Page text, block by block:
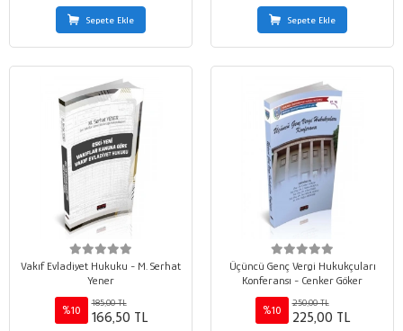
Sepete Ekle Sepete Ekle
Vakıf Evladiyet Hukuku - M. Serhat
Yener
%10
185,00 TL
166,50 TL
Üçüncü Genç Vergi Hukukçuları
Konferansı - Cenker Göker
%10
250,00 TL
225,00 TL